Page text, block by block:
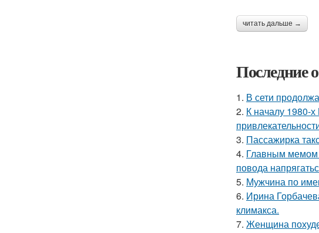
читать дальше →
Последние
1. В сети
2. К началу 1980-
3. Пассажирка
4. Главным мемом
повода
5. Мужчина по
6. Ирина
климакса.
7. Женщина